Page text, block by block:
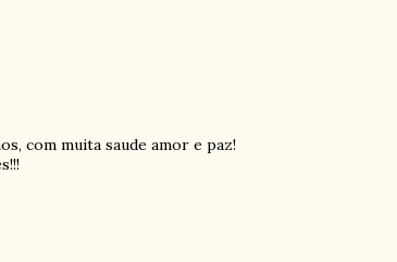
com muita saude amor e paz!